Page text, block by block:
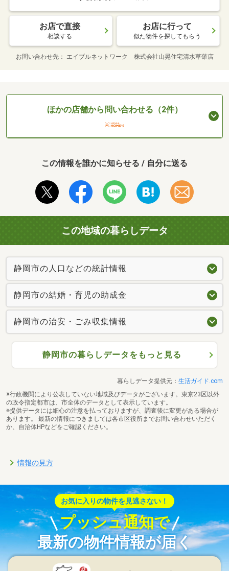
お店で直接
相談する
お店に行って
似た物件を探してもらう
お問い合わせ先 エイブルネットワーク 株式会社山晃住宅清水草薙店
ほかの店舗から問い合わせる（2件）
この情報を誰かに知らせる / 自分に送る
この地域の暮らしデータ
静岡市の人口などの統計情報
静岡市の結婚・育児の助成金
静岡市の治安・ごみ収集情報
静岡市の暮らしデータをもっと見る
暮らしデータ提供元： 生活ガイド.com
※行政機関により公表していない地域及びデータがございます。東京23区以外
の政令指定都市は、市全体のデータとして表示しています。
※提供データには細心の注意を払っておりますが、調査後に変更がある場合が
あります。 最新の情報につきましては各市区役所までお問い合わせいただく
か、自治体HPなどをご確認ください。
情報の見方
お気に入りの物件を見逃さない！
プッシュ通知で
最新の物件情報が届く